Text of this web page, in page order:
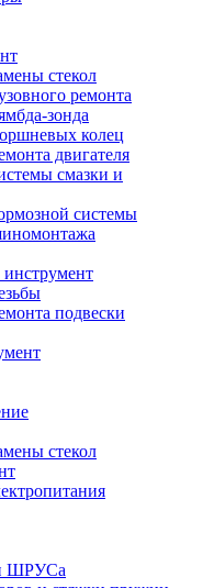
стекол
ремонта
зонда
колец
двигателя
смазки и
системы
подвески
стекол
ШРУСа